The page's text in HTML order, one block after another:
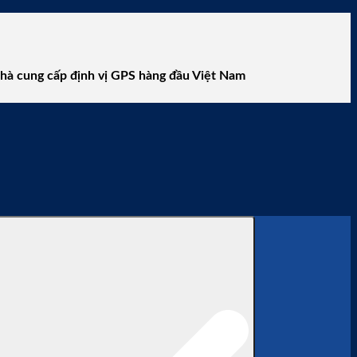
định vị GPS hàng đầu Việt Nam